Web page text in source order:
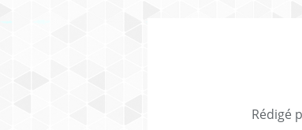
Rédigé